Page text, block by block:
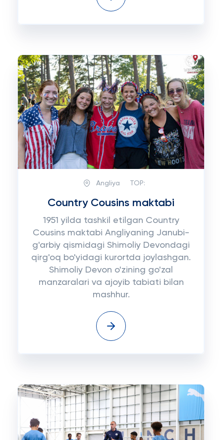
Angliya TOP:
Country Cousins maktabi
1951 yilda tashkil etilgan Country
Cousins maktabi Angliyaning Janubi-
g'arbiy qismidagi Shimoliy Devondagi
qirg'oq bo'yidagi kurortda joylashgan.
Shimoliy Devon o'zining go'zal
manzaralari va ajoyib tabiati bilan
mashhur.